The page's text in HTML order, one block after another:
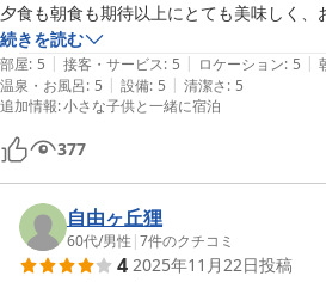
夕食も朝食も期待以上にとても美味しく、
夜食のおにぎりも用意して下さり、お部屋
した。
小さな子供と一緒の宿泊でしたが、食事会
ドなどが用意してあり、食事の際もゆっく
た。
必ずまた宿泊したいお宿です。
続きを読む
部屋: 5 | 接客・サービス: 5 | ロケーション: 5 |
温泉・お風呂: 5 | 設備: 5 | 清潔さ: 5
追加情報:小さな子供と一緒に宿泊
377
自由ヶ丘狸
60代/男性 |7件のクチコミ
4 2025年11月22日投稿